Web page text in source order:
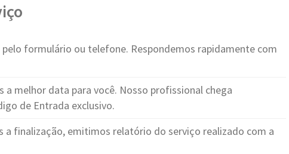
formulário ou telefone. Respondemos rapidamente com
a melhor data para você. Nosso profissional chega
de Entrada exclusivo.
a finalização, emitimos relatório do serviço realizado com a